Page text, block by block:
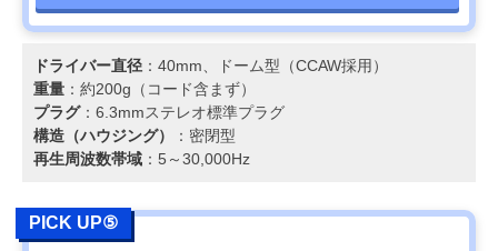
ドライバー直径 ：40mm、ドーム型（CCAW採用）
重量 ：約200g（コード含まず）
プラグ：6.3mmステレオ標準プラグ
構造（ハウジング）
：密閉型
再生周波数帯域 ：5～30,000Hz
PICK UP⑤